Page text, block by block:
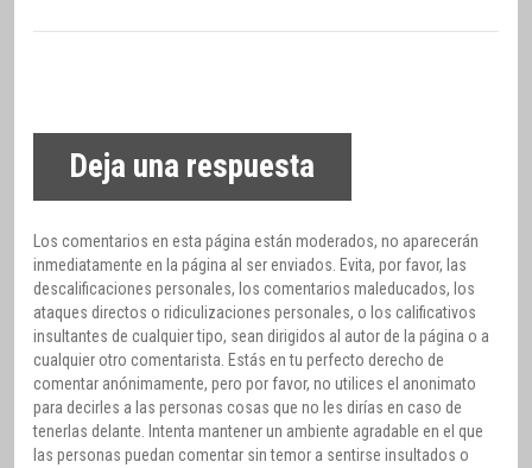
Deja una respuesta
Los comentarios en esta página están moderados, no aparecerán
inmediatamente en la página al ser enviados. Evita, por favor, las
descalificaciones personales, los comentarios maleducados, los
ataques directos o ridiculizaciones personales, o los calificativos
insultantes de cualquier tipo, sean dirigidos al autor de la página o a
cualquier otro comentarista. Estás en tu perfecto derecho de
comentar anónimamente, pero por favor, no utilices el anonimato
para decirles a las personas cosas que no les dirías en caso de
tenerlas delante. Intenta mantener un ambiente agradable en el que
las personas puedan comentar sin temor a sentirse insultados o